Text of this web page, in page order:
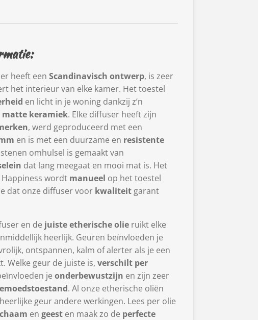
heeft een Scandinavisch ontwerp, is zeer
het interieur van elke kamer. Het toestel
en licht in je woning dankzij z’n
matte keramiek. Elke diffuser heeft zijn
, werd geproduceerd met een
en is met een duurzame en resistente
omhulsel is gemaakt van
dat lang meegaat en mooi mat is. Het
wordt manueel op het toestel
dat onze diffuser voor kwaliteit garant
en de juiste etherische olie ruikt elke
heerlijk. Geuren beïnvloeden je
ontspannen, kalm of alerter als je een
Welke geur de juiste is, verschilt per
je onderbewustzijn en zijn zeer
. Al onze etherische oliën
geur andere werkingen. Lees per olie
en geest en maak zo de perfecte